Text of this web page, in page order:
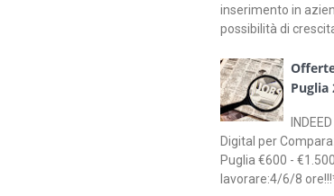
inserimento in
possibilità di
Puglia
Digital per
Puglia €600 -
lavorare:4/6/8